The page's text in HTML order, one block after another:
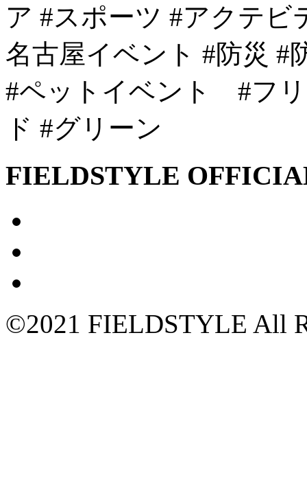
ア #スポーツ #アクテビ
名古屋イベント #防災
#ペットイベント #フ
ド #グリーン
FIELDSTYLE
©2021 FIELDSTYLE All